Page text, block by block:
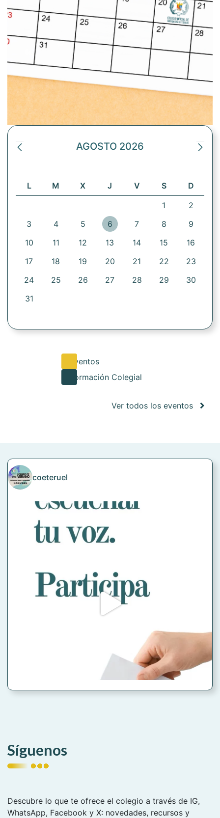
AGOSTO 2026
L M X J V S
D
1
2
3
4 5 6 7 8
9
10
11 12 13 14 15
16
17
18 19 20 21 22
23
24
25 26 27 28 29
30
31
Eventos
Formación Colegial
Ver todos los eventos
coeteruel
Síguenos
Descubre lo que te ofrece el colegio a través de IG,
WhatsApp, Facebook y X: novedades, recursos y